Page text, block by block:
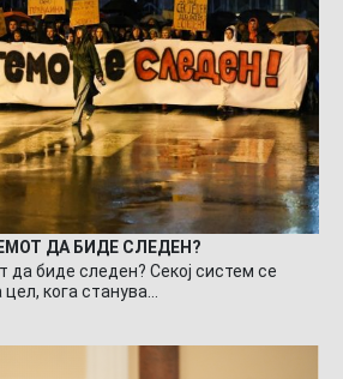
ДА БИДЕ СЛЕДЕН?
биде следен? Секој систем се
кога станува…